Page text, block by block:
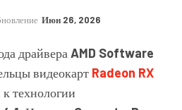
Июн 26, 2026
драйвера AMD Software
видеокарт Radeon RX
технологии